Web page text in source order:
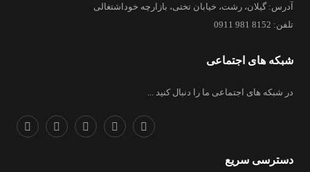
آدرس: گیلان، رشت، خیابان تختی، بازارچه خوداشتغالی
تلفن: 8152 981 0911
شبکه های اجتماعی
در شبکه های اجتماعی ما را دنبال کنید ...
دسترسی سریع